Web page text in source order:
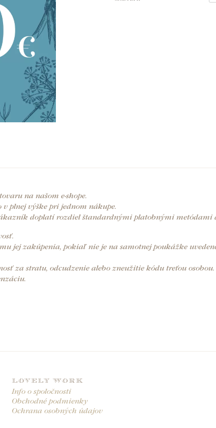
na našom e-shope.
plnej výške pri jednom nákupe.
doplatí rozdiel štandardnými platobnými metódami
jej zakúpenia, pokiaľ nie je na samotnej poukážke
za stratu, odcudzenie alebo zneužitie kódu treťou
LOVELY WORK
Info o spoločnosti
Obchodné podmienky
Ochrana osobných údajov